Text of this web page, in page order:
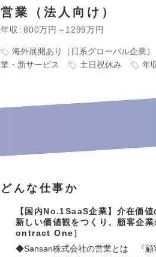
営業（法人向け）
年収 800万円～1299万円
海外展開あり（日系グローバル企業）
業・新サービス
土日祝休み 年
どんな仕事か
【国内No.1SaaS企業】介在価
新しい価値観をつくり、顧客企
ontract One］
◆Sansan株式会社の営業とは 『顧